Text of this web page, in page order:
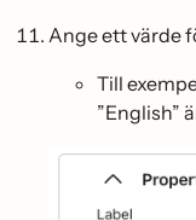
Ange ett värde
Till
”English”